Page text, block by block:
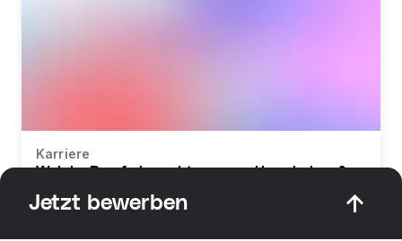
Karriere
Welche Berufe braucht man zur Umschulung?
Jetzt bewerben